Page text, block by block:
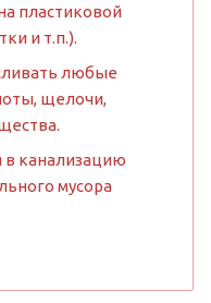
пластиковой
и т.п.).
любые
щелочи,
в канализацию
мусора